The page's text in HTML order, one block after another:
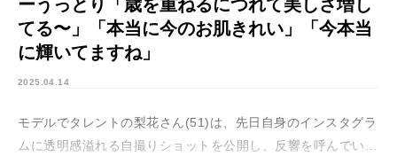
ーうっとり「歳を重ねるにつれて美しさ増し
てる〜」「本当に今のお肌きれい」「今本当
に輝いてますね」
2025.04.14
モデルでタレントの梨花さん(51)は、先日自身のインスタグラ
ムに透明感溢れる自撮りショットを公開し、反響を呼んでいる